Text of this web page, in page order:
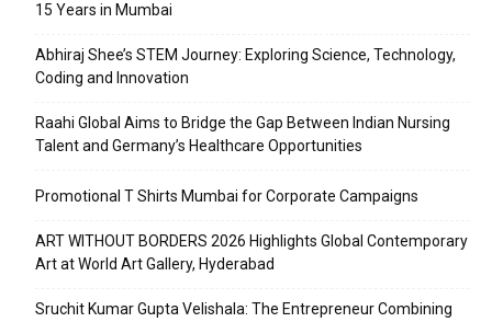
15 Years in Mumbai
Abhiraj Shee’s STEM Journey: Exploring Science, Technology,
Coding and Innovation
Raahi Global Aims to Bridge the Gap Between Indian Nursing
Talent and Germany’s Healthcare Opportunities
Promotional T Shirts Mumbai for Corporate Campaigns
ART WITHOUT BORDERS 2026 Highlights Global Contemporary
Art at World Art Gallery, Hyderabad
Sruchit Kumar Gupta Velishala: The Entrepreneur Combining